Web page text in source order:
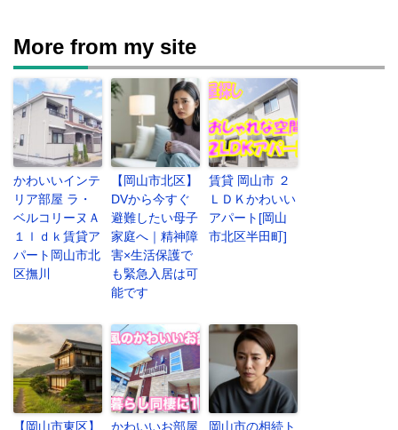
More from my site
かわいいインテ
リア部屋 ラ・
ベルコリーヌＡ
１ｌｄｋ賃貸ア
パート岡山市北
区撫川
【岡山市北区】
DVから今すぐ
避難したい母子
家庭へ｜精神障
害×生活保護で
も緊急入居は可
能です
賃貸 岡山市 ２
ＬＤＫかわいい
アパート[岡山
市北区半田町]
【岡山市東区】
かわいいお部屋
岡山市の相続ト